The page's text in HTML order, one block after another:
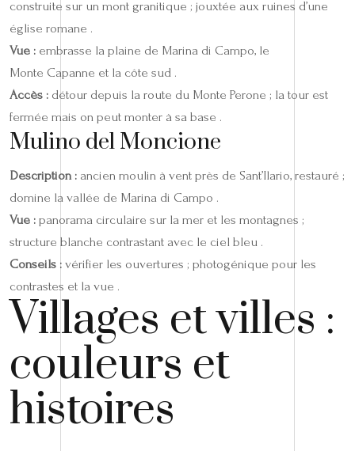
construite sur un mont granitique ; jouxtée aux ruines d’une
église romane .
Vue : embrasse la plaine de Marina di Campo, le
Monte Capanne et la côte sud .
Accès : détour depuis la route du Monte Perone ; la tour est
fermée mais on peut monter à sa base .
Mulino del Moncione
Description : ancien moulin à vent près de Sant’Ilario, restauré ;
domine la vallée de Marina di Campo .
Vue : panorama circulaire sur la mer et les montagnes ;
structure blanche contrastant avec le ciel bleu .
Conseils : vérifier les ouvertures ; photogénique pour les
contrastes et la vue .
Villages et villes :
couleurs et
histoires